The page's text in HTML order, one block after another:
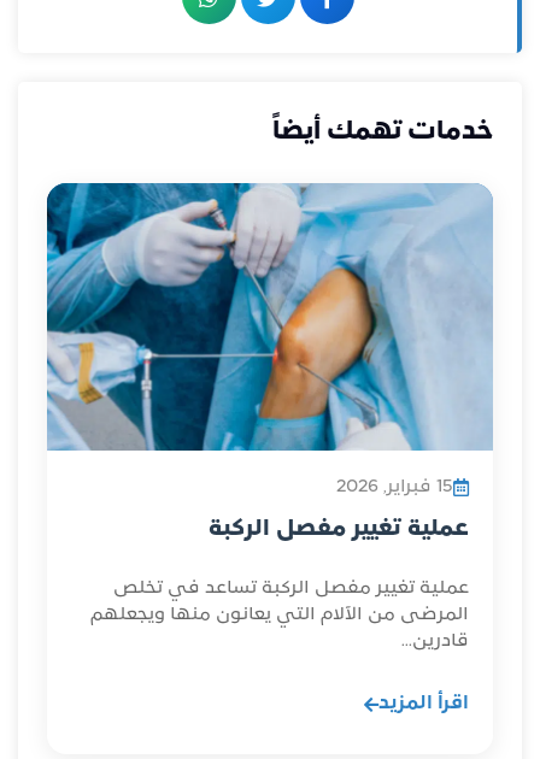
خدمات تهمك أيضاً
15 فبراير, 2026
عملية تغيير مفصل الركبة
عملية تغيير مفصل الركبة تساعد في تخلص
المرضى من الآلام التي يعانون منها ويجعلهم
قادرين...
اقرأ المزيد